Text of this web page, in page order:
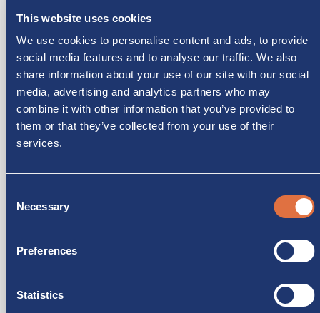
This website uses cookies
We use cookies to personalise content and ads, to provide
social media features and to analyse our traffic. We also
share information about your use of our site with our social
media, advertising and analytics partners who may
combine it with other information that you’ve provided to
them or that they’ve collected from your use of their
services.
Selection
Necessary
Preferences
Statistics
Noleggio Camper. Tutti i camper a noleggio sono nostri, non
siamo una piattaforma o agenzia. Garanzia di miglior prezzo.
PARTENZA — RIENTRO
MONZA - via Carnia 1